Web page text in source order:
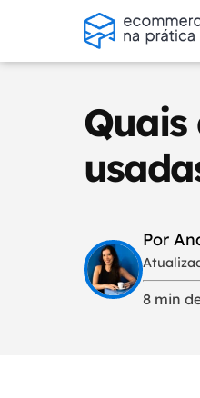
Quais
Por
8 min